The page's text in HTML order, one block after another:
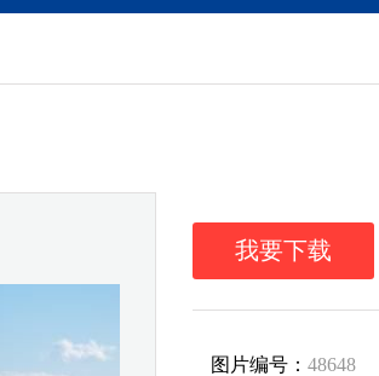
我要下载
图片编号： 48648